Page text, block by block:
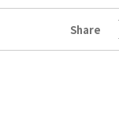
Share